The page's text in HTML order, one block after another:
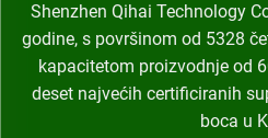
Shenzhen Qihai Technology
godine, s površinom od 5328
kapacitetom proizvodnje od
deset najvećih certificiranih
boca u